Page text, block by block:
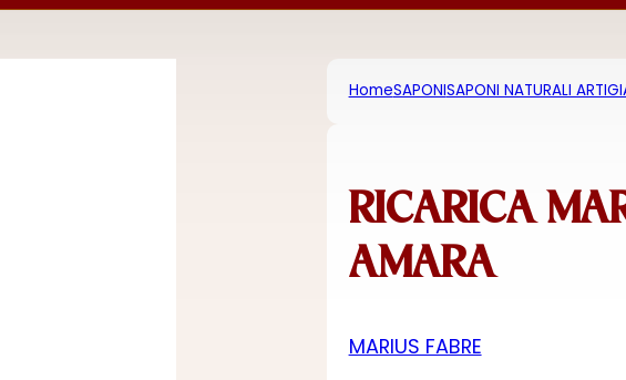
HomeSAPONISAPONI NATURALI
RICARICA
AMARA
MARIUS FABRE